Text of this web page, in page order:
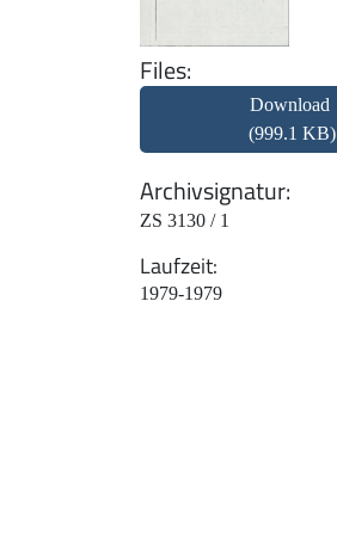
Files
Download
(999.1 KB)
Archivsignatur
ZS 3130 / 1
Laufzeit
1979-1979